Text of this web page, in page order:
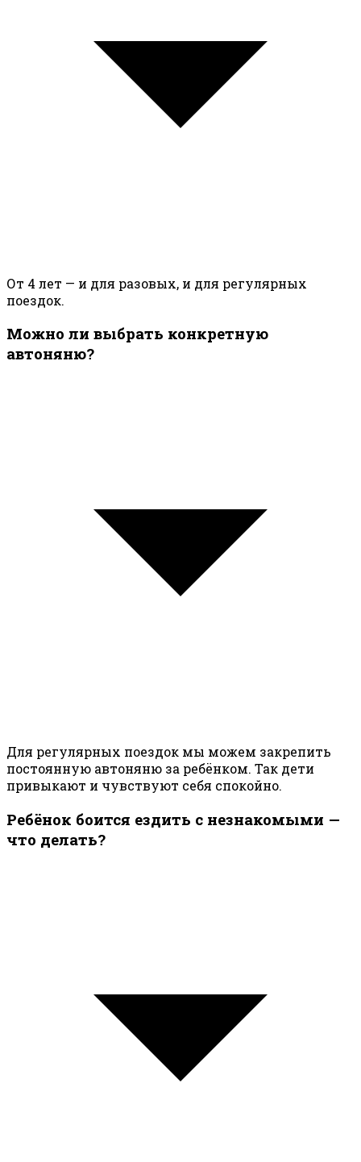
От 4 лет — и для разовых, и для регулярных
поездок.
Можно ли выбрать конкретную
автоняню?
Для регулярных поездок мы можем закрепить
постоянную автоняню за ребёнком. Так дети
привыкают и чувствуют себя спокойно.
Ребёнок боится ездить с незнакомыми —
что делать?